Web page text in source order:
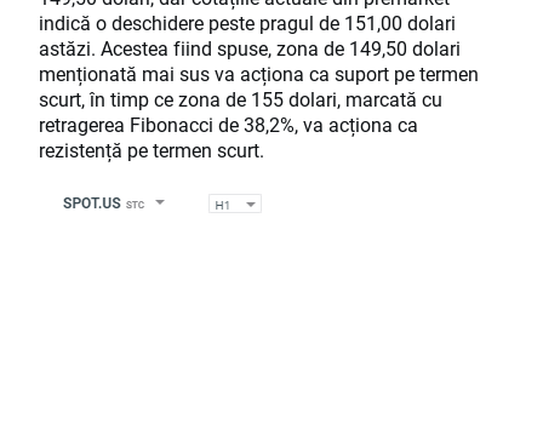
indică o deschidere peste pragul de 151,00 dolari
astăzi. Acestea fiind spuse, zona de 149,50 dolari
menționată mai sus va acționa ca suport pe termen
scurt, în timp ce zona de 155 dolari, marcată cu
retragerea Fibonacci de 38,2%, va acționa ca
rezistență pe termen scurt.